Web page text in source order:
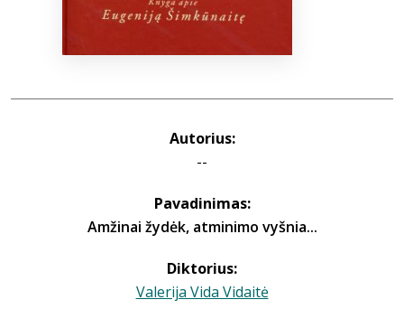
Autorius:
--
Pavadinimas:
Amžinai žydėk, atminimo vyšnia...
Diktorius:
Valerija Vida Vidaitė